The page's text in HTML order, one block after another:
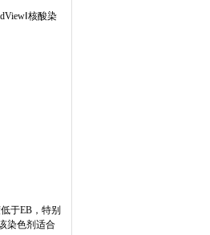
Ⅰ核酸染
于EB ，特别
染色剂适合